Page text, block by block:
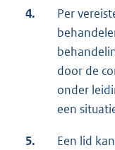
4.
Per
door de
onder
een
5.
Een lid